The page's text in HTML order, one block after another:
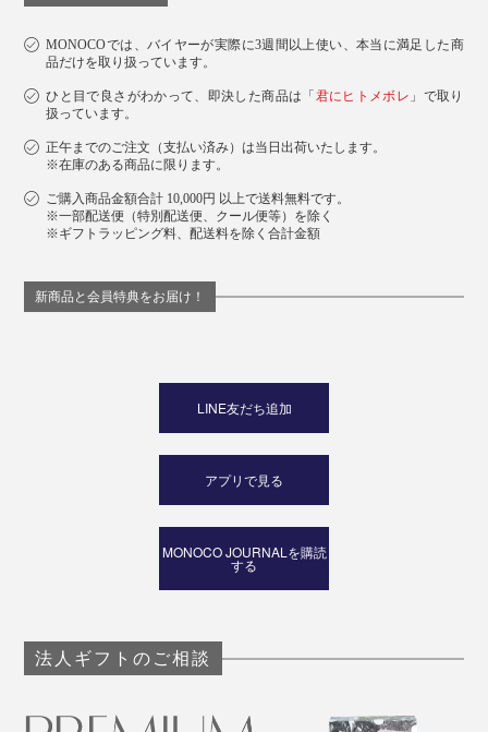
マルチクリーナー」や「
ッド」でファンになった方はもちろん、お掃除の仕上げ
い。
MONOCOでは、バイヤーが実際に3週間以上使い、本当に満足した商
品だけを取り扱っています。
ひと目で良さがわかって、即決した商品は「君にヒトメボレ 」で取り
扱っています。
正午までのご注文（支払い済み）は当日出荷いたします。
※在庫のある商品に限ります。
ご購入商品金額合計 10,000円 以上で送料無料です。
※一部配送便（特別配送便、クール便等）を除く
※ギフトラッピング料、配送料を除く合計金額
新商品と会員特典をお届け！
LINE友だち追加
アプリで見る
MONOCO JOURNALを購読
する
法人ギフトのご相談